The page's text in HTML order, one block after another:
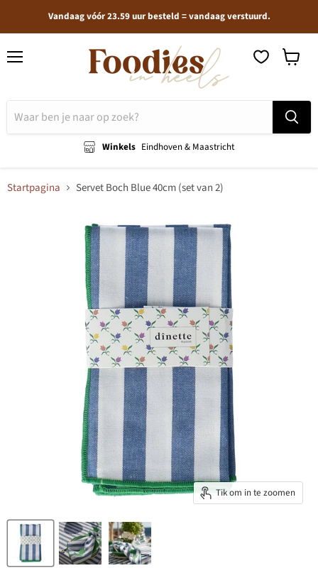
Vandaag vóór 23.59 uur besteld = vandaag verstuurd.
Winkels Eindhoven & Maastricht
Startpagina Servet Boch Blue 40cm (set van 2)
Tik om in te zoomen